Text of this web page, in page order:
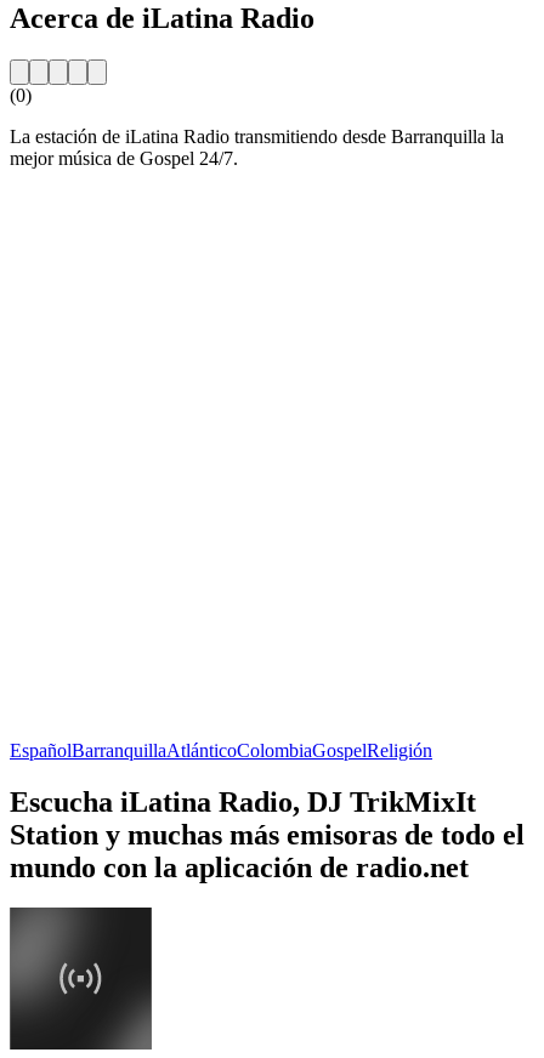
Acerca de iLatina Radio
(0)
La estación de iLatina Radio transmitiendo desde Barranquilla la
mejor música de Gospel 24/7.
EspañolBarranquillaAtlánticoColombiaGospelReligión
Escucha iLatina Radio, DJ TrikMixIt
Station y muchas más emisoras de todo el
mundo con la aplicación de radio.net